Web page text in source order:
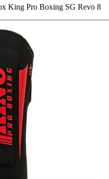
King Pro Boxing SG Revo 8